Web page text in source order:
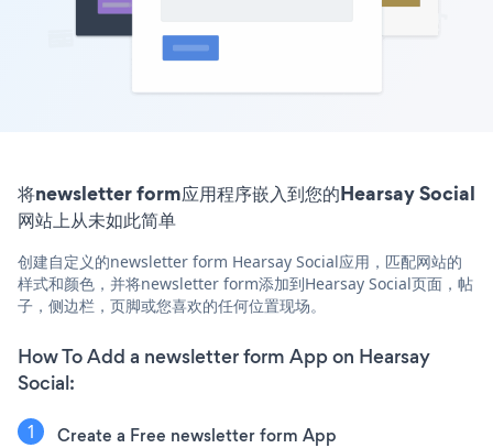
将newsletter form应用程序嵌入到您的Hearsay Social
网站上从未如此简单
创建自定义的newsletter form Hearsay Social应用，匹配网站的
样式和颜色，并将newsletter form添加到Hearsay Social页面，帖
子，侧边栏，页脚或您喜欢的任何位置现场。
How To Add a newsletter form App on Hearsay
Social:
Create a Free newsletter form App